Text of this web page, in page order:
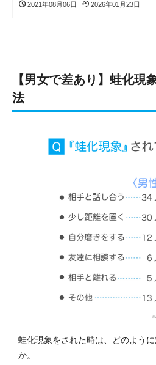
2021年08月06日 2026年01月23日
【男女で差あり】蛙化現
法
蛙化現象をされた時は、どのよう
か。